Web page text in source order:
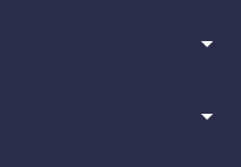
arrow_drop_down
arrow_drop_down